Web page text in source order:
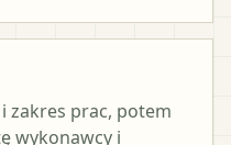
zakres prac, potem
wykonawcy i